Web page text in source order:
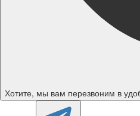
Хотите, мы вам перезвоним в